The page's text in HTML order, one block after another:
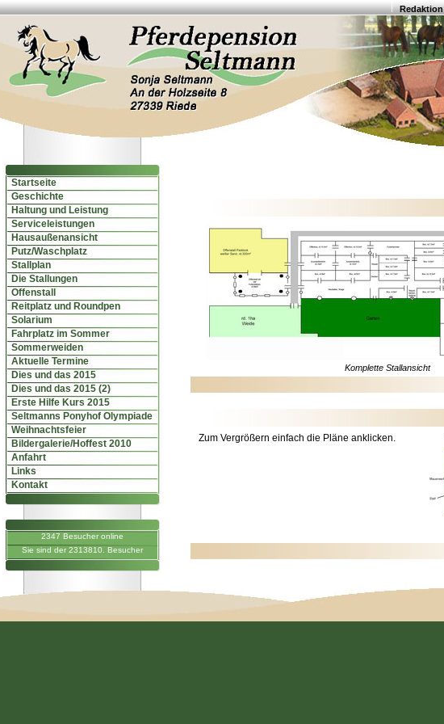
Redaktion
Startseite
Geschichte
Haltung und Leistung
Serviceleistungen
Hausaußenansicht
Putz/Waschplatz
Stallplan
Die Stallungen
Offenstall
Reitplatz und Roundpen
Solarium
Fahrplatz im Sommer
Sommerweiden
Aktuelle Termine
Dies und das 2015
Dies und das 2015 (2)
Erste Hilfe Kurs 2015
Seltmanns Ponyhof Olympiade
Weihnachtsfeier
Bildergalerie/Hoffest 2010
Anfahrt
Links
Kontakt
2347 Besucher online
Sie sind der 2313810. Besucher
Komplette Stallansicht
Zum Vergrößern einfach die Pläne anklicken.